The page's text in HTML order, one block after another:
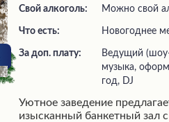
Свой алкоголь:
Можно свой
Что есть: новогоднее
За доп. плату:
ведущий (шоу-программа), живая
музыка,
год, DJ
Уютное заведение
изысканный банкетный зал